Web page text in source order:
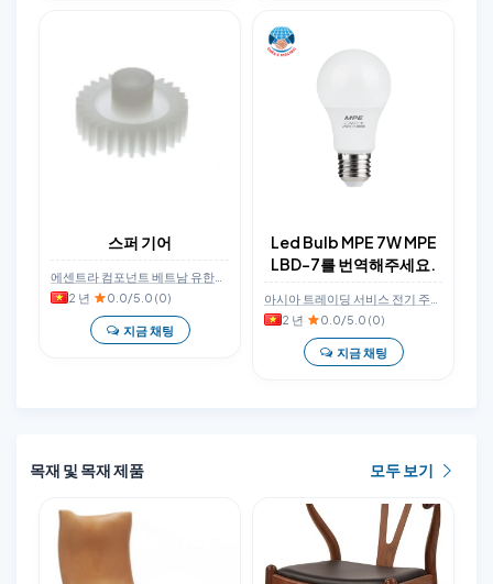
스퍼 기어
2 년· 0.0/5.0 (0)
지금 채팅
Led Bulb MPE 7W MPE
LBD-7를 번역해주세요.
2 년· 0.0/5.0 (0)
지금 채팅
목재 및 목재 제품 모두 보기